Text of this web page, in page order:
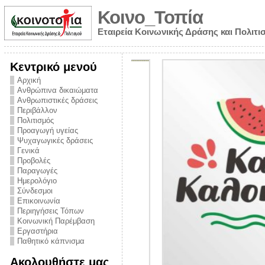
Κοινο_Τοπία
Εταιρεία Κοινωνικής Δράσης και
Κεντρικό μενού
Αρχική
Ανθρώπινα δικαιώματα
Ανθρωπιστικές δράσεις
Περιβάλλον
Πολιτισμός
Προαγωγή υγείας
Ψυχαγωγικές δράσεις
Γενικά
Προβολές
Παραγωγές
Ημερολόγιο
Σύνδεσμοι
Επικοινωνία
Περιηγήσεις Τόπων
Κοινωνική Παρέμβαση
Εργαστήρια
Παθητικό κάπνισμα
Ακολουθήστε μας
από την
την ημέρα
και
στο
Πρόληψης